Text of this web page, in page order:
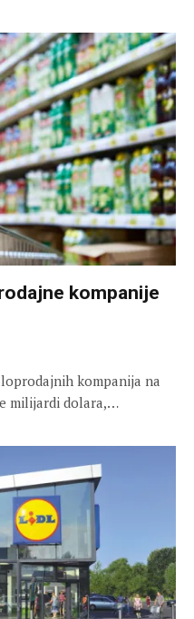
kompanije
kompanija na
milijardi dolara,…